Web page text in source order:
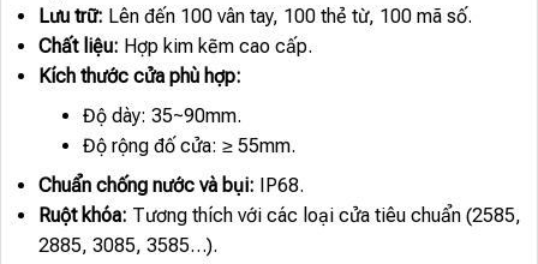
Lưu trữ: Lên đến 100 vân tay, 100 thẻ từ, 100 mã số.
Chất liệu: Hợp kim kẽm cao cấp.
Kích thước cửa phù hợp:
Độ dày: 35~90mm.
Độ rộng đố cửa: ≥ 55mm.
Chuẩn chống nước và bụi: IP68.
Ruột khóa: Tương thích với các loại cửa tiêu chuẩn (2585,
2885, 3085, 3585…).